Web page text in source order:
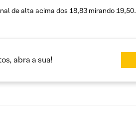
de alta acima dos 18,83 mirando 19,50.
abra a sua!